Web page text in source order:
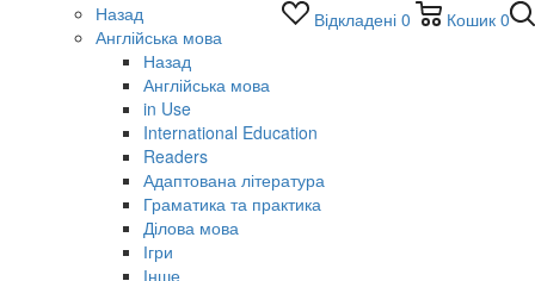
Відкладені 0 Кошик 0
Назад
Англійська мова
Назад
Англійська мова
in Use
International Education
Readers
Адаптована література
Граматика та практика
Ділова мова
Ігри
Інше